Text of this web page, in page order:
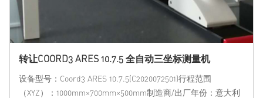
转让COORD3 ARES 10.7.5 全自动三坐标测量机
设备型号：Coord3 ARES 10.7.5(C2020072501)行程范围
（XYZ）：1000mm×700mm×500mm制造商/出厂年份：意大利